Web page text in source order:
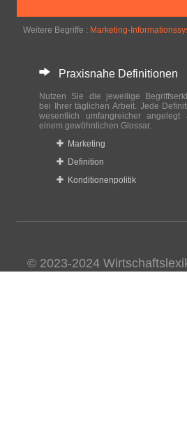
Weitere Begriffe : Marketing-
Praxisnahe Definitionen
Nutzen Sie die jeweilige
bei Ihrer täglichen Arbeit. Jede
wesentlich umfangreicher angelegt
einem gewöhnlichen Glossar.
Marketing
Definition
Konditionenpolitik
© 2023-2024